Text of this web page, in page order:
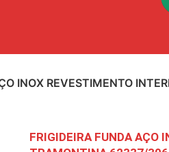
INOX REVESTIMENTO
FRIGIDEIRA FUNDA AÇO